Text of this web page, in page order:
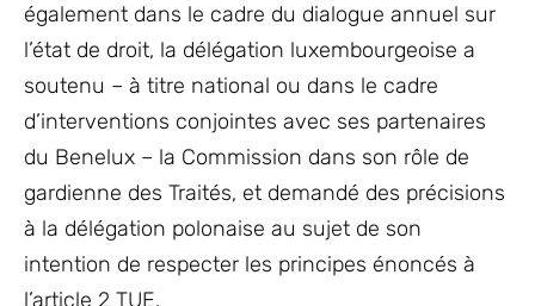
également dans le cadre du dialogue annuel sur
l’état de droit, la délégation luxembourgeoise a
soutenu – à titre national ou dans le cadre
d’interventions conjointes avec ses partenaires
du Benelux – la Commission dans son rôle de
gardienne des Traités, et demandé des précisions
à la délégation polonaise au sujet de son
intention de respecter les principes énoncés à
l’article 2 TUE.